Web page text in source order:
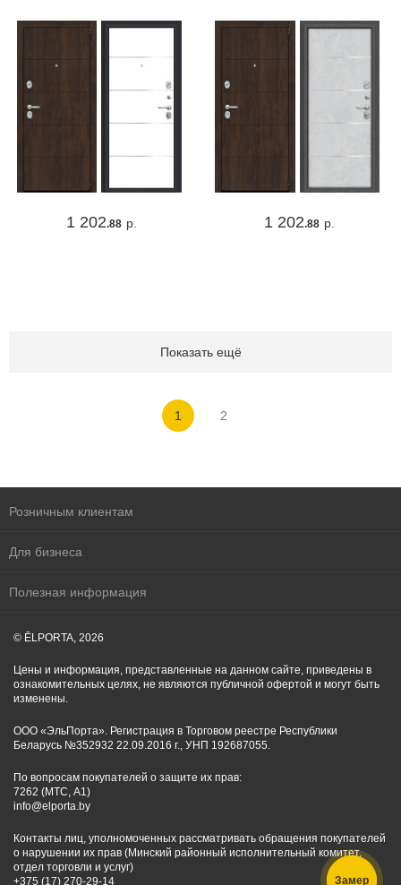
1 202.88 р. 1 202.88 р.
Показать ещё
1 2
Розничным клиентам
Для бизнеса
Полезная информация
© ĒLPORTA, 2026
Цены и информация, представленные на данном сайте, приведены в
ознакомительных целях, не являются публичной офертой и могут быть
изменены.
ООО «ЭльПорта». Регистрация в Торговом реестре Республики
Беларусь №352932 22.09.2016 г., УНП 192687055.
По вопросам покупателей о защите их прав:
7262 (МТС, A1)
info@elporta.by
Контакты лиц, уполномоченных рассматривать обращения покупателей
о нарушении их прав (Минский районный исполнительный комитет,
отдел торговли и услуг)
+375 (17) 270-29-14
Замер